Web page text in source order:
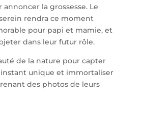
la grossesse. Le
rendra ce moment
pour papi et mamie, et
dans leur futur rôle.
de la nature pour capter
unique et immortaliser
des photos de leurs